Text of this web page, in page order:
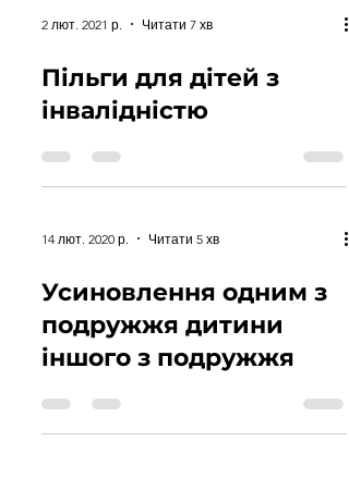
2 лют. 2021 р. Читати 7 хв
Пільги для дітей з
інвалідністю
14 лют. 2020 р. Читати 5 хв
Усиновлення одним з
подружжя дитини
іншого з подружжя